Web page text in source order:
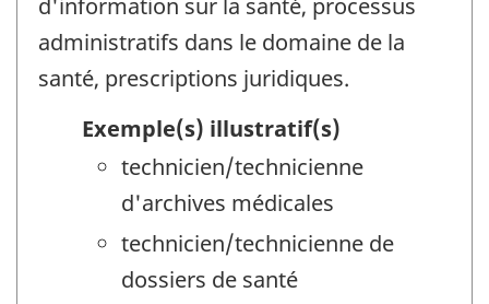
administratifs dans le domaine de la
santé, prescriptions juridiques.
Exemple(s) illustratif(s)
technicien/technicienne
d'archives médicales
technicien/technicienne de
dossiers de santé